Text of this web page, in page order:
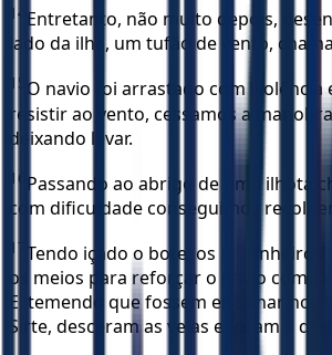
14 Entretanto, não muito depois,
lado da ilha, um tufão de vento,
15 O navio foi arrastado com violência
resistir ao vento, cessamos a
deixando levar.
16 Passando ao abrigo de uma ilhota
com dificuldade conseguimos
17 Tendo içado o bote, os marinheiros
os meios para reforçar o navio com
E, temendo que fossem encalhar nos
Sirte, desceram as velas e foram à